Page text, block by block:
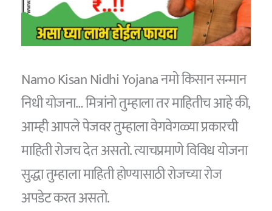
Namo Kisan Nidhi Yojana नमो किसान सन्मान
निधी योजना… मित्रांनो तुम्हाला तर माहितीच आहे की,
आम्ही आपले पेजवर तुम्हाला वेगवेगळ्या प्रकारची
माहिती रोजच देत असतो. त्याचप्रमाणे विविध योजना
सुद्धा तुम्हाला माहिती होण्यासाठी रोजच्या रोज
अपडेट करत असतो.